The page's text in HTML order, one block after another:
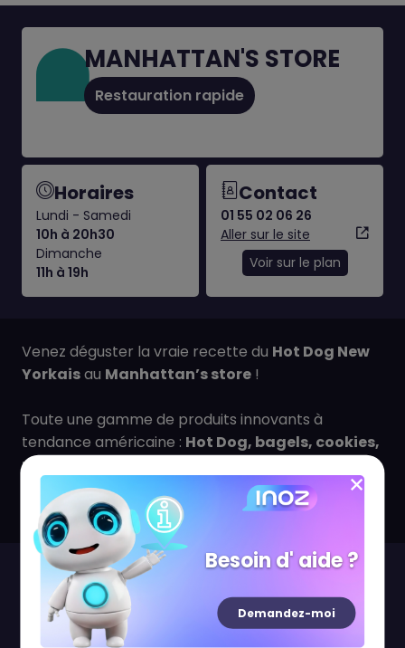
MANHATTAN'S STORE
Restauration rapide
Horaires
Lundi - Samedi
10h à 20h30
Dimanche
11h à 19h
Contact
01 55 02 06 26
Aller sur le site
Voir sur le plan
Venez déguster la vraie recette du Hot Dog New
Yorkaisau Manhattan’s store !
Toute une gamme de produits innovants à
tendance américaine : Hot Dog, bagels, cookies,
muffins, donuts, pancake, cheescake
garanti, aucentre commercial QWARTZ
Hauts-de-Seine !
Visitez aussi...
Besoin d' aide ?
Demandez-moi